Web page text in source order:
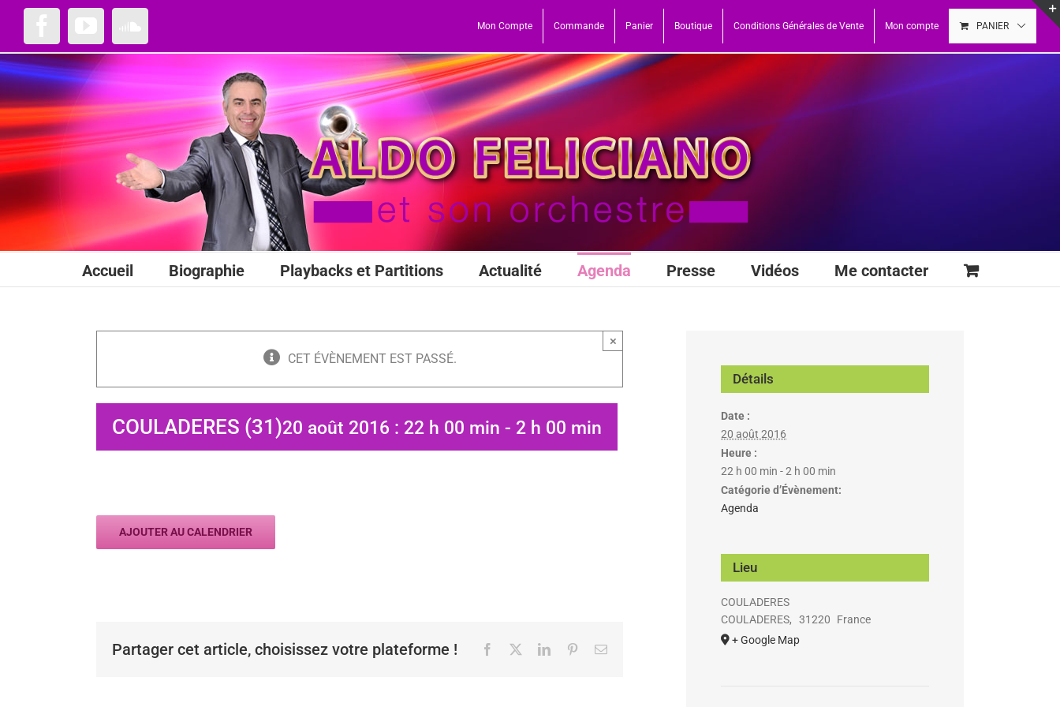
Passer
contenu
Mon Compte Commande Panier Boutique Conditions Générales de Vente Mon compte PANIER
Accueil Biographie Playbacks et Partitions Actualité Agenda Presse Vidéos Me contacter
CET ÉVÈNEMENT EST PASSÉ.
×
COULADERES (31)20 août 2016 : 22 h 00 min - 2 h 00 min
AJOUTER AU CALENDRIER
Partager cet article, choisissez votre plateforme ! Facebook LinkedInPinterestEmail
Détails
Date :
20 août 2016
Heure :
22 h 00 min - 2 h 00 min
Catégorie d’Évènement:
Agenda
Lieu
COULADERES
COULADERES, 31220
France
+ Google Map